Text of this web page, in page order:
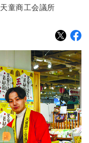
天童商工会議所